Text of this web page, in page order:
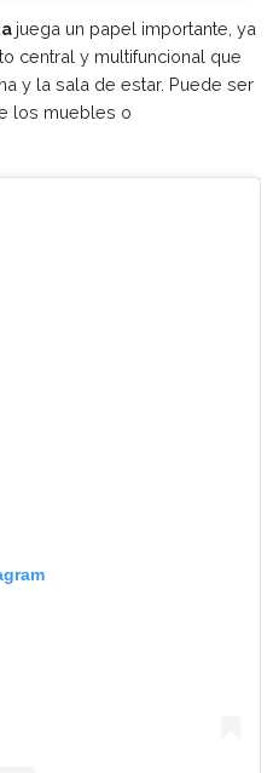
juega un papel importante, ya
central y multifuncional que
y la sala de estar. Puede ser
los muebles o